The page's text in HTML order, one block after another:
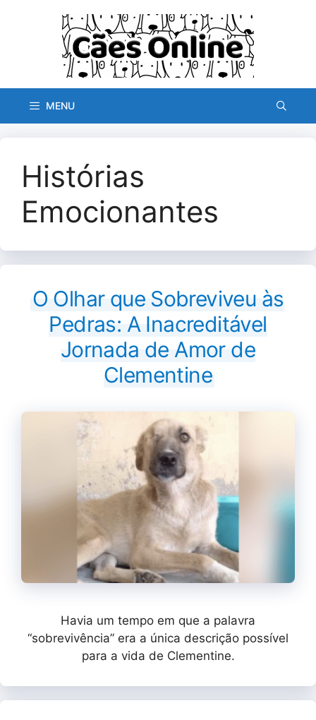
MENU
Histórias
Emocionantes
O Olhar que Sobreviveu às
Pedras: A Inacreditável
Jornada de Amor de
Clementine
Havia um tempo em que a palavra
“sobrevivência” era a única descrição possível
para a vida de Clementine.